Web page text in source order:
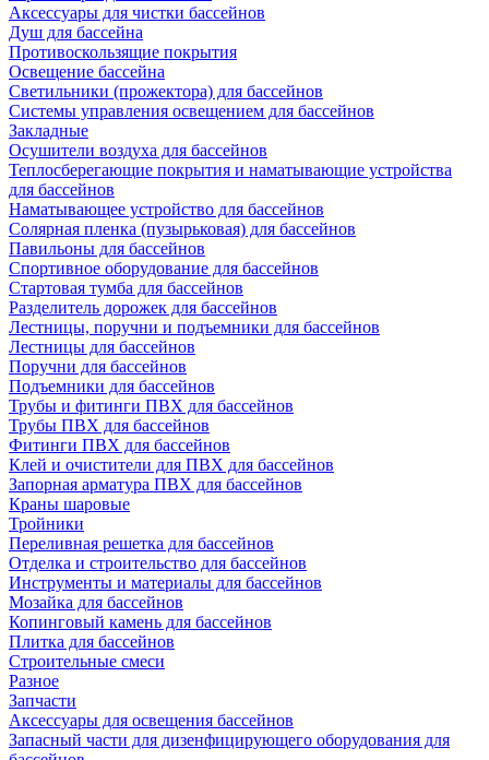
Аксессуары для чистки бассейнов
Душ для бассейна
Противоскользящие покрытия
Освещение бассейна
Светильники (прожектора) для бассейнов
Системы управления освещением для бассейнов
Закладные
Осушители воздуха для бассейнов
Теплосберегающие покрытия и наматывающие устройства
для бассейнов
Наматывающее устройство для бассейнов
Солярная пленка (пузырьковая) для бассейнов
Павильоны для бассейнов
Спортивное оборудование для бассейнов
Стартовая тумба для бассейнов
Разделитель дорожек для бассейнов
Лестницы, поручни и подъемники для бассейнов
Лестницы для бассейнов
Поручни для бассейнов
Подъемники для бассейнов
Трубы и фитинги ПВХ для бассейнов
Трубы ПВХ для бассейнов
Фитинги ПВХ для бассейнов
Клей и очистители для ПВХ для бассейнов
Запорная арматура ПВХ для бассейнов
Краны шаровые
Тройники
Переливная решетка для бассейнов
Отделка и строительство для бассейнов
Инструменты и материалы для бассейнов
Мозайка для бассейнов
Копинговый камень для бассейнов
Плитка для бассейнов
Строительные смеси
Разное
Запчасти
Аксессуары для освещения бассейнов
Запасный части для дизенфицирующего оборудования для